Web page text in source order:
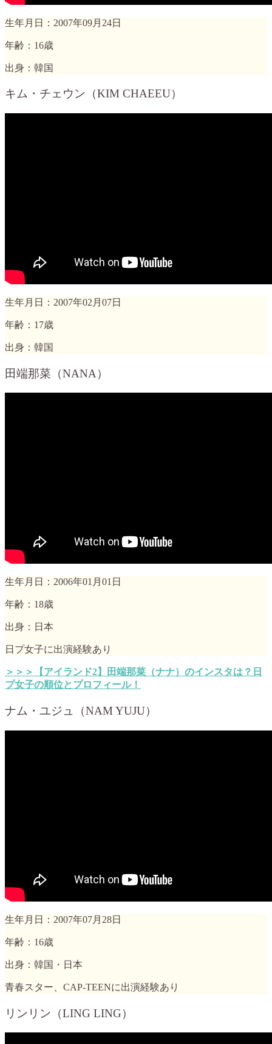
生年月日：2007年09月24日
年齢：16歳
出身：韓国
キム・チェウン（KIM CHAEEU）
生年月日：2007年02月07日
年齢：17歳
出身：韓国
田端那菜（NANA）
生年月日：2006年01月01日
年齢：18歳
出身：日本
日プ女子に出演経験あり
＞＞＞【アイランド2】田端那菜（ナナ）のインスタは？日
プ女子の順位とプロフィール！
ナム・ユジュ（NAM YUJU）
生年月日：2007年07月28日
年齢：16歳
出身：韓国・日本
青春スター、CAP-TEENに出演経験あり
リンリン（LING LING）